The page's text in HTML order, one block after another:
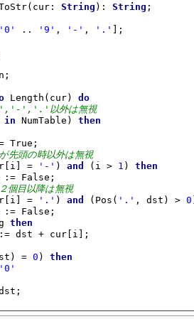
String ): String
'0' .. '9' , '-' , '.'
Length(cur) do
','.'以外は無視
in NumTable) then
頭の時以外は無視
= '-' ) and (i > 1 ) then
目以降は無視
= '.' ) and (Pos( '.' , dst) > 0
then
+ cur[i];
= 0 ) then
'0'